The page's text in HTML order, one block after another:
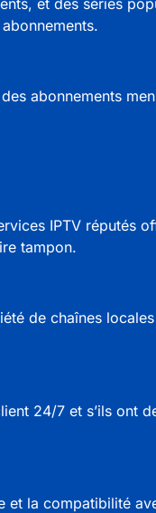
abonnements
IPTV réputés
tampon.
de chaînes
24/7 et s’ils ont
et la compatibilité